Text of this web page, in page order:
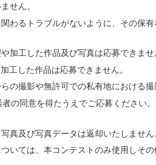
せん。
わるトラブルがないように、その保
加工した作品及び写真は応募できませ
工した作品は応募できません。
の撮影や無許可での私有地における
の同意を得たうえでご応募ください
真及び写真データは返却いたしません
いては、本コンテストのみ使用しその